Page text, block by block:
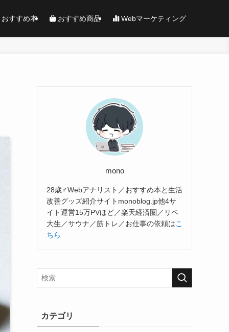
おすすめ本 おすすめ商品 Webマーケティング
mono
28歳♂Webアナリスト／おすすめ本と生活
改善グッズ紹介サイトmonoblog.jp他4サ
イト運営15万PVほど／楽天経済圏／リベ
大生／サウナ／筋トレ／お仕事の依頼はこ
ちら
カテゴリ